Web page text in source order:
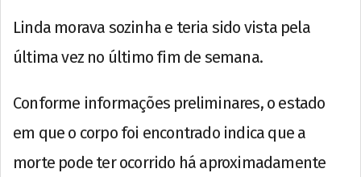
Linda morava sozinha e teria sido vista pela
última vez no último fim de semana.
Conforme informações preliminares, o estado
em que o corpo foi encontrado indica que a
morte pode ter ocorrido há aproximadamente